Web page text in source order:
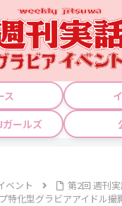
ス
ガールズ
ベント
第2回 週刊
特化型グラビアアイドル撮